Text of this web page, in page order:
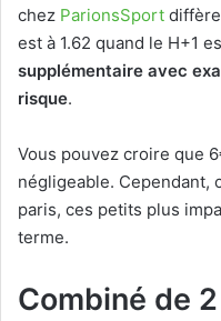
chez ParionsSport
est à 1.62 quand le H+1
supplémentaire avec
risque.
Vous pouvez croire que
négligeable. Cependant,
paris, ces petits plus
terme.
Combiné de